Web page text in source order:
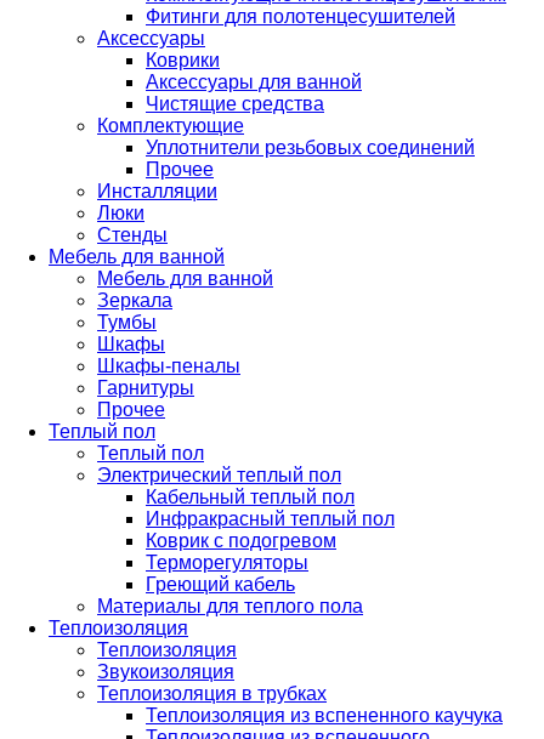
Фитинги для полотенцесушителей
Аксессуары
Коврики
Аксессуары для ванной
Чистящие средства
Комплектующие
Уплотнители резьбовых соединений
Прочее
Инсталляции
Люки
Стенды
Мебель для ванной
Мебель для ванной
Зеркала
Тумбы
Шкафы
Шкафы-пеналы
Гарнитуры
Прочее
Теплый пол
Теплый пол
Электрический теплый пол
Кабельный теплый пол
Инфракрасный теплый пол
Коврик с подогревом
Терморегуляторы
Греющий кабель
Материалы для теплого пола
Теплоизоляция
Теплоизоляция
Звукоизоляция
Теплоизоляция в трубках
Теплоизоляция из вспененного каучука